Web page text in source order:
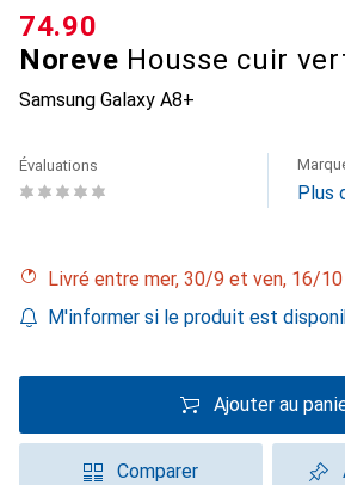
Noreve Housse cuir
Samsung Galaxy A8+
CHF
74.90
Évaluations
Plus
Livré entre mer, 30/9 et ven, 16/10
M'informer si le produit est
Ajouter au
Comparer